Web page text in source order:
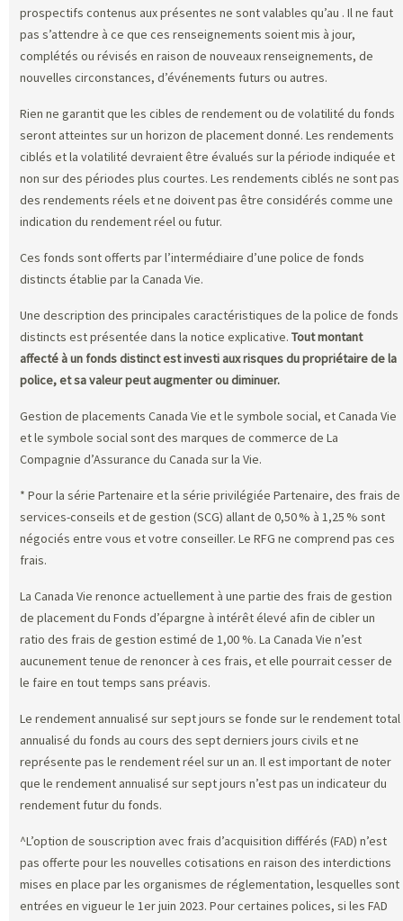
prospectifs contenus aux présentes ne sont valables qu’au . Il ne faut
pas s’attendre à ce que ces renseignements soient mis à jour,
complétés ou révisés en raison de nouveaux renseignements, de
nouvelles circonstances, d’événements futurs ou autres.
Rien ne garantit que les cibles de rendement ou de volatilité du fonds
seront atteintes sur un horizon de placement donné. Les rendements
ciblés et la volatilité devraient être évalués sur la période indiquée et
non sur des périodes plus courtes. Les rendements ciblés ne sont pas
des rendements réels et ne doivent pas être considérés comme une
indication du rendement réel ou futur.
Ces fonds sont offerts par l’intermédiaire d’une police de fonds
distincts établie par la Canada Vie.
Une description des principales caractéristiques de la police de fonds
distincts est présentée dans la notice explicative. Tout montant
affecté à un fonds distinct est investi aux risques du propriétaire de la
police, et sa valeur peut augmenter ou diminuer.
Gestion de placements Canada Vie et le symbole social, et Canada Vie
et le symbole social sont des marques de commerce de La
Compagnie d’Assurance du Canada sur la Vie.
* Pour la série Partenaire et la série privilégiée Partenaire, des frais de
services-conseils et de gestion (SCG) allant de 0,50 % à 1,25 % sont
négociés entre vous et votre conseiller. Le RFG ne comprend pas ces
frais.
La Canada Vie renonce actuellement à une partie des frais de gestion
de placement du Fonds d’épargne à intérêt élevé afin de cibler un
ratio des frais de gestion estimé de 1,00 %. La Canada Vie n’est
aucunement tenue de renoncer à ces frais, et elle pourrait cesser de
le faire en tout temps sans préavis.
Le rendement annualisé sur sept jours se fonde sur le rendement total
annualisé du fonds au cours des sept derniers jours civils et ne
représente pas le rendement réel sur un an. Il est important de noter
que le rendement annualisé sur sept jours n’est pas un indicateur du
rendement futur du fonds.
^L’option de souscription avec frais d’acquisition différés (FAD) n’est
pas offerte pour les nouvelles cotisations en raison des interdictions
mises en place par les organismes de réglementation, lesquelles sont
entrées en vigueur le 1er juin 2023. Pour certaines polices, si les FAD